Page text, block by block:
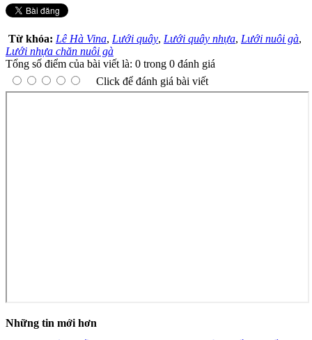
Từ khóa: Lê Hà Vina, Lưới quây, Lưới quây nhựa, Lưới nuôi gà,
Lưới nhựa chăn nuôi gà
Tổng số điểm của bài viết là: 0 trong 0 đánh giá
Click để đánh giá bài viết
Những tin mới hơn